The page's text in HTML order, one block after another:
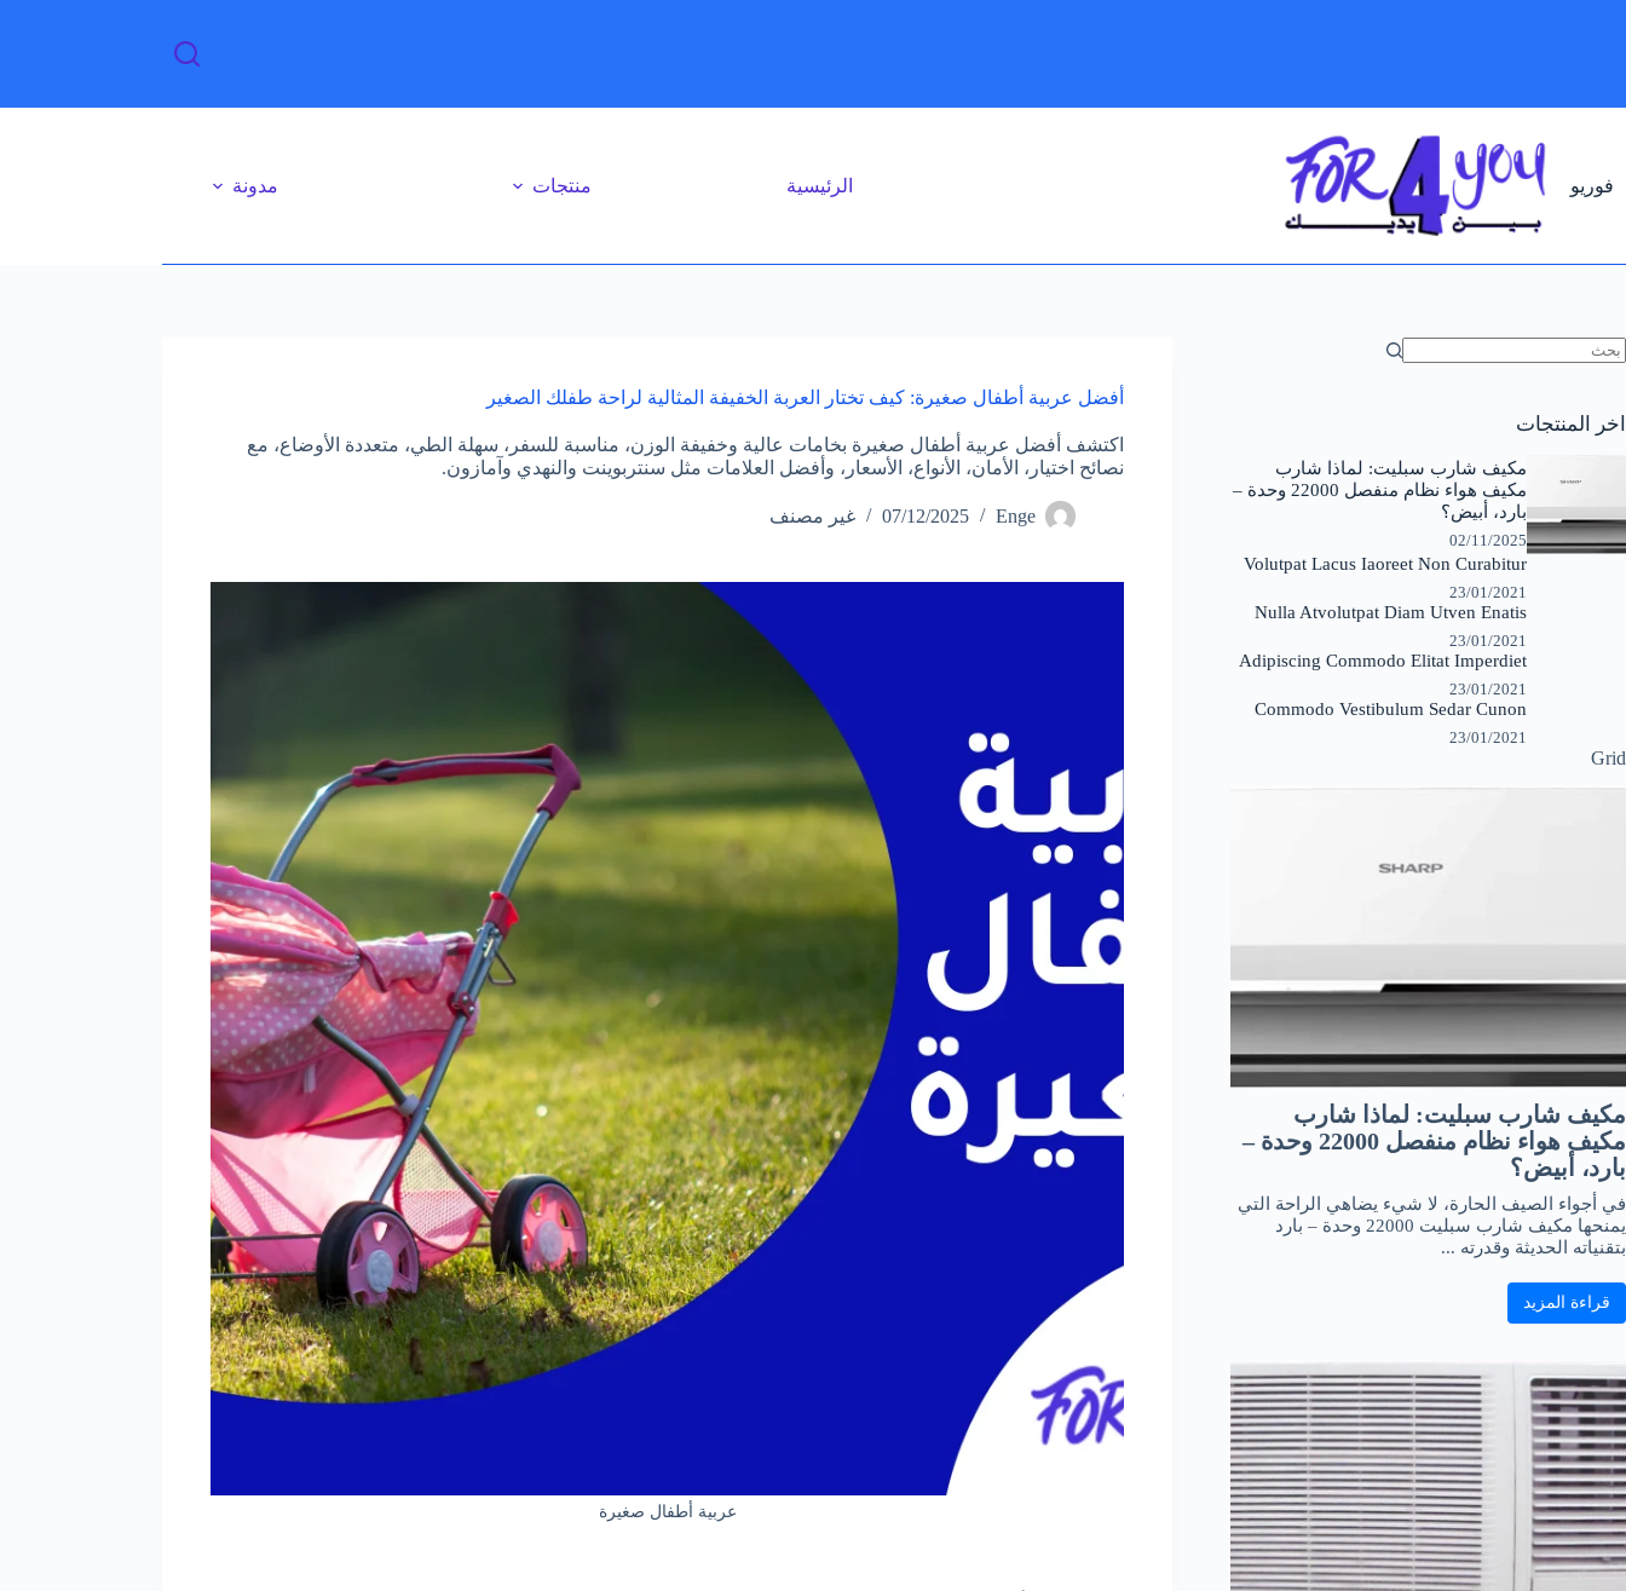
فوريو الرئيسية منتجات مدونة
أفضل عربية أطفال صغيرة: كيف تختار العربة الخفيفة المثالية لراحة طفلك الصغير
اكتشف أفضل عربية أطفال صغيرة بخامات عالية وخفيفة الوزن، مناسبة للسفر، سهلة الطي، متعددة الأوضاع، مع
نصائح اختيار، الأمان، الأنواع، الأسعار، وأفضل العلامات مثل سنتربوينت والنهدي وآمازون.
Enge
07/12/2025 غير مصنف
عربية أطفال صغيرة
نتائج
اخر المنتجات
مكيف شارب سبليت: لماذا شارب
مكيف هواء نظام منفصل 22000 وحدة –
بارد، أبيض؟
02/11/2025
Volutpat Lacus Iaoreet Non Curabitur
23/01/2021
Nulla Atvolutpat Diam Utven Enatis
23/01/2021
Adipiscing Commodo Elitat Imperdiet
23/01/2021
Commodo Vestibulum Sedar Cunon
23/01/2021
Grid
مكيف شارب سبليت: لماذا شارب
مكيف هواء نظام منفصل 22000 وحدة –
بارد، أبيض؟
في أجواء الصيف الحارة، لا شيء يضاهي الراحة التي
يمنحها مكيف شارب سبليت 22000 وحدة – بارد
بتقنياته الحديثة وقدرته ...
قراءة المزيد